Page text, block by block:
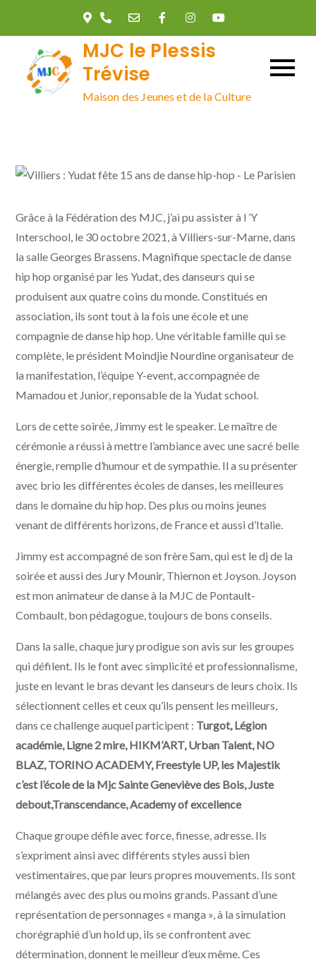
MJC le Plessis
Trévise
Maison des Jeunes et de la Culture
Grâce à la Fédération des MJC, j’ai pu assister à l ’Y
Interschool, le 30 octobre 2021, à Villiers-sur-Marne, dans
la salle Georges Brassens. Magnifique spectacle de danse
hip hop organisé par les Yudat, des danseurs qui se
produisent aux quatre coins du monde. Constitués en
association, ils sont tout à la fois une école et une
compagnie de danse hip hop. Une véritable famille qui se
complète, le président Moindjie Nourdine organisateur de
la manifestation, l’équipe Y-event, accompagnée de
Mamadou et Junior, reponsable de la Yudat school.
Lors de cette soirée, Jimmy est le speaker. Le maître de
cérémonie a réussi à mettre l’ambiance avec une sacré belle
énergie, remplie d’humour et de sympathie. Il a su présenter
avec brio les différentes écoles de danses, les meilleures
dans le domaine du hip hop. Des plus ou moins jeunes
venant de différents horizons, de France et aussi d’Italie.
Jimmy est accompagné de son frère Sam, qui est le dj de la
soirée et aussi des Jury Mounir, Thiernon et Joyson. Joyson
est mon animateur de danse à la MJC de Pontault-
Combault, bon pédagogue, toujours de bons conseils.
Dans la salle, chaque jury prodigue son avis sur les groupes
qui défilent. Ils le font avec simplicité et professionnalisme,
juste en levant le bras devant les danseurs de leurs choix. Ils
sélectionnent celles et ceux qu’ils pensent les meilleurs,
dans ce challenge auquel participent : Turgot, Légion
académie, Ligne 2 mire, HIKM’ART, Urban Talent, NO
BLAZ, TORINO ACADEMY, Freestyle UP, les Majestik
c’est l’école de la Mjc Sainte Geneviève des Bois, Juste
debout,Transcendance, Academy of excellence
Chaque groupe défile avec force, finesse, adresse. Ils
s’expriment ainsi avec différents styles aussi bien
vestimentaires, que par leurs propres mouvements. Ils sont
mélangés avec des plus ou moins grands. Passant d’une
représentation de personnages « manga », à la simulation
chorégraphié d’un hold up, ils se confrontent avec
détermination, donnent le meilleur d’eux même. Ces